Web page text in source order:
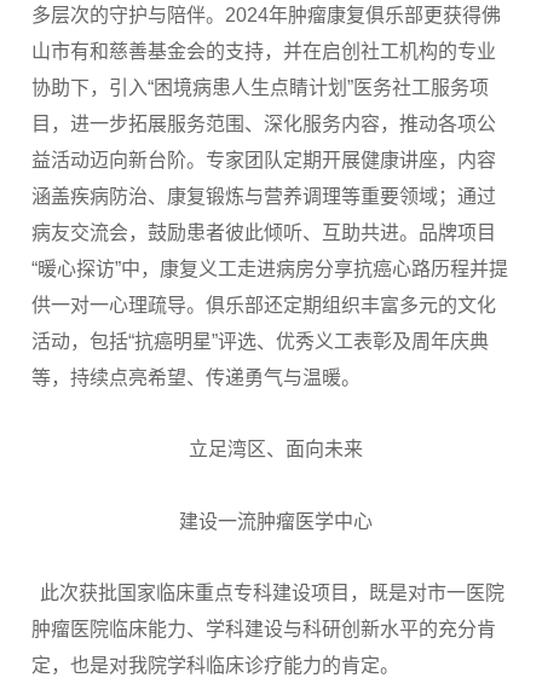
多层次的守护与陪伴。2024年肿瘤康复俱乐部更获得佛
山市有和慈善基金会的支持，并在启创社工机构的专业
协助下，引入“困境病患人生点睛计划”医务社工服务项
目，进一步拓展服务范围、深化服务内容，推动各项公
益活动迈向新台阶。专家团队定期开展健康讲座，内容
涵盖疾病防治、康复锻炼与营养调理等重要领域；通过
病友交流会，鼓励患者彼此倾听、互助共进。品牌项目
“暖心探访”中，康复义工走进病房分享抗癌心路历程并提
供一对一心理疏导。俱乐部还定期组织丰富多元的文化
活动，包括“抗癌明星”评选、优秀义工表彰及周年庆典
等，持续点亮希望、传递勇气与温暖。
立足湾区、面向未来
建设一流肿瘤医学中心
此次获批国家临床重点专科建设项目，既是对市一医院
肿瘤医院临床能力、学科建设与科研创新水平的充分肯
定，也是对我院学科临床诊疗能力的肯定。